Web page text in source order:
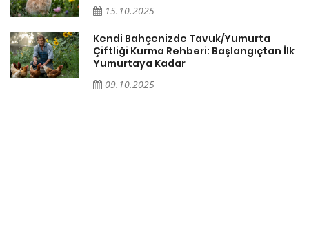
15.10.2025
Kendi Bahçenizde Tavuk/Yumurta
Çiftliği Kurma Rehberi: Başlangıçtan İlk
Yumurtaya Kadar
09.10.2025